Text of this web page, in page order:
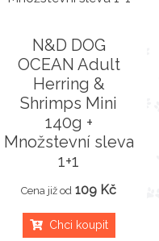
N&D DOG
OCEAN Adult
Herring &
Shrimps Mini
140g +
Množstevní sleva
1+1
Cena již od 109 Kč
Chci koupit